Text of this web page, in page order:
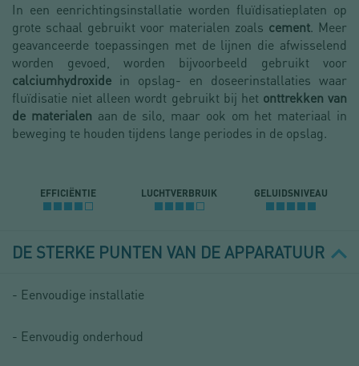
In een eenrichtingsinstallatie worden fluïdisatieplaten op
grote schaal gebruikt voor materialen zoals cement. Meer
geavanceerde toepassingen met de lijnen die afwisselend
worden gevoed, worden bijvoorbeeld gebruikt voor
calciumhydroxide in opslag- en doseerinstallaties waar
fluïdisatie niet alleen wordt gebruikt bij het onttrekken van
de materialen aan de silo, maar ook om het materiaal in
beweging te houden tijdens lange periodes in de opslag.
EFFICIËNTIE LUCHTVERBRUIK GELUIDSNIVEAU
DE STERKE PUNTEN VAN DE APPARATUUR
- Eenvoudige installatie
- Eenvoudig onderhoud